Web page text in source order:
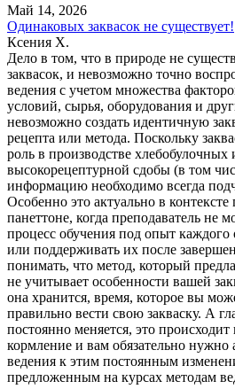
Май 14, 2026
Одинаковых заквасок не существует!
Ксения Х.
Дело в том, что в природе не
заквасок, и невозможно точно
ведения с учетом множества
условий, сырья, оборудования и
невозможно создать идентичную
рецепта или метода. Поскольку
роль в производстве хлебобулочных
высокорецептурной сдобы (в том
информацию необходимо всегда
Особенно это актуально в
панеттоне, когда преподаватель не
процесс обучения под опыт каждого
или поддерживать их после
понимать, что метод, который
не учитывает особенности вашей
она хранится, время, которое вы
правильно вести свою закваску. А
постоянно меняется, это
кормление и вам обязательно нужно
ведения к этим постоянным
предложенным на курсах методам